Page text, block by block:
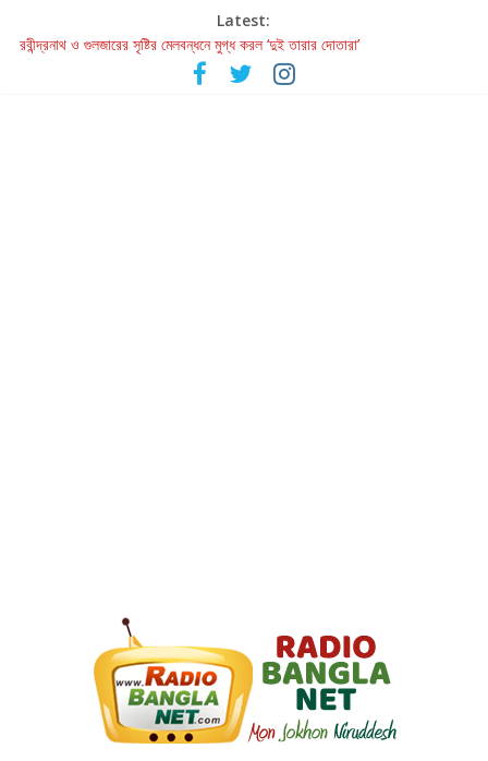
Latest:
রবীন্দ্রনাথ ও গুলজারের সৃষ্টির মেলবন্ধনে মুগ্ধ করল ‘দুই তারার দোতারা’
কলের গান থেকে রীলস্ — বাঙালির গান শোনার বিবর্তনের গল্প
জগন্নাথমঙ্গলম্ — বাংলায় প্রথমবার মঞ্চে এবার রথযাত্রার উদযাপন